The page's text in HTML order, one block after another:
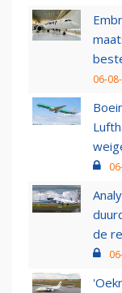
06-
de